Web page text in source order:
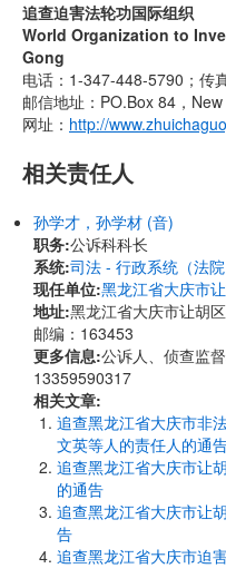
追查迫害法轮功国际组织
World Organization to
Gong
电话：1-347-448-5790；传
邮信地址：PO.Box 84，
网址： http://
相关责任人
孙学才，孙学材 (音)
职务:公诉科科长
系统:司法 - 行政系统（法
现任单位:黑龙江省大庆市
地址:黑龙江省大庆市让胡
邮编：163453
更多信息:公诉人、侦查监
13359590317
相关文章:
追查黑龙江省大庆市非
文英等人的责任人的通
追查黑龙江省大庆市让
的通告
追查黑龙江省大庆市让
告
追查黑龙江省大庆市迫